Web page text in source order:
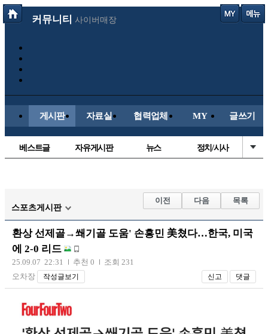
커뮤니티 사이버매장
게시판 자료실 협력업체 MY 글쓰기
베스트글 자유게시판 뉴스 정치/시사
해외축구
국내축구
스포츠게시판
이전 다음 목록
환상 선제골→쐐기골 도움' 손흥민 美쳤다…한국, 미국
에 2-0 리드
25.09.07 22:31 추천 0
조회 231
오차장
작성글보기 신고 댓글